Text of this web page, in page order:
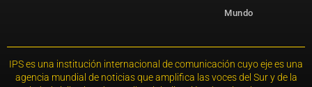
Mundo
IPS es una institución internacional de comunicación cuyo eje es una
agencia mundial de noticias que amplifica las voces del Sur y de la